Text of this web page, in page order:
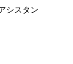
シスタン